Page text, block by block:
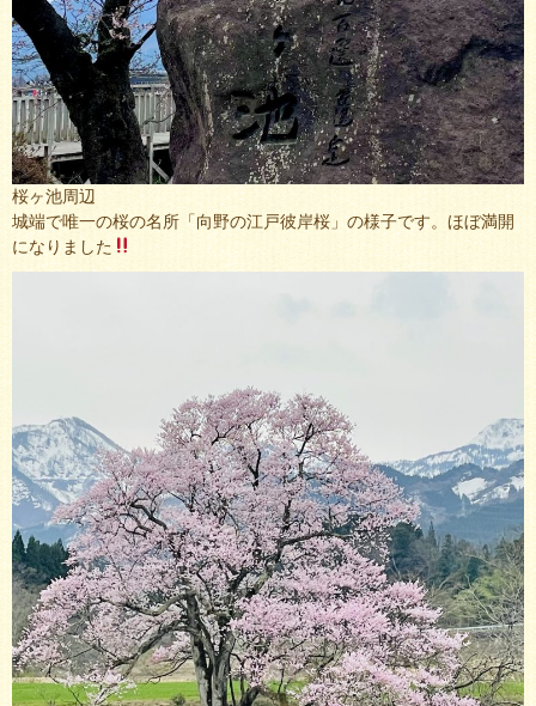
桜ヶ池周辺
城端で唯一の桜の名所「向野の江戸彼岸桜」の様子です。ほぼ満開
になりました